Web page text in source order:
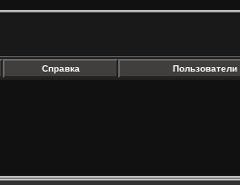
Справка Пользователи